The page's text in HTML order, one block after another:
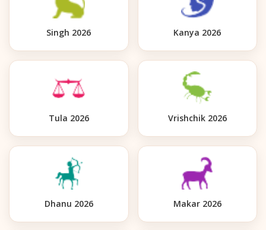
Singh 2026 Kanya 2026
Tula 2026 Vrishchik 2026
Dhanu 2026 Makar 2026